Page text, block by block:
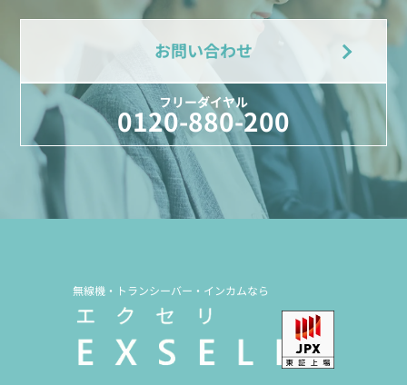
お問い合わせ
フリーダイヤル
0120-880-200
無線機・トランシーバー・インカムなら